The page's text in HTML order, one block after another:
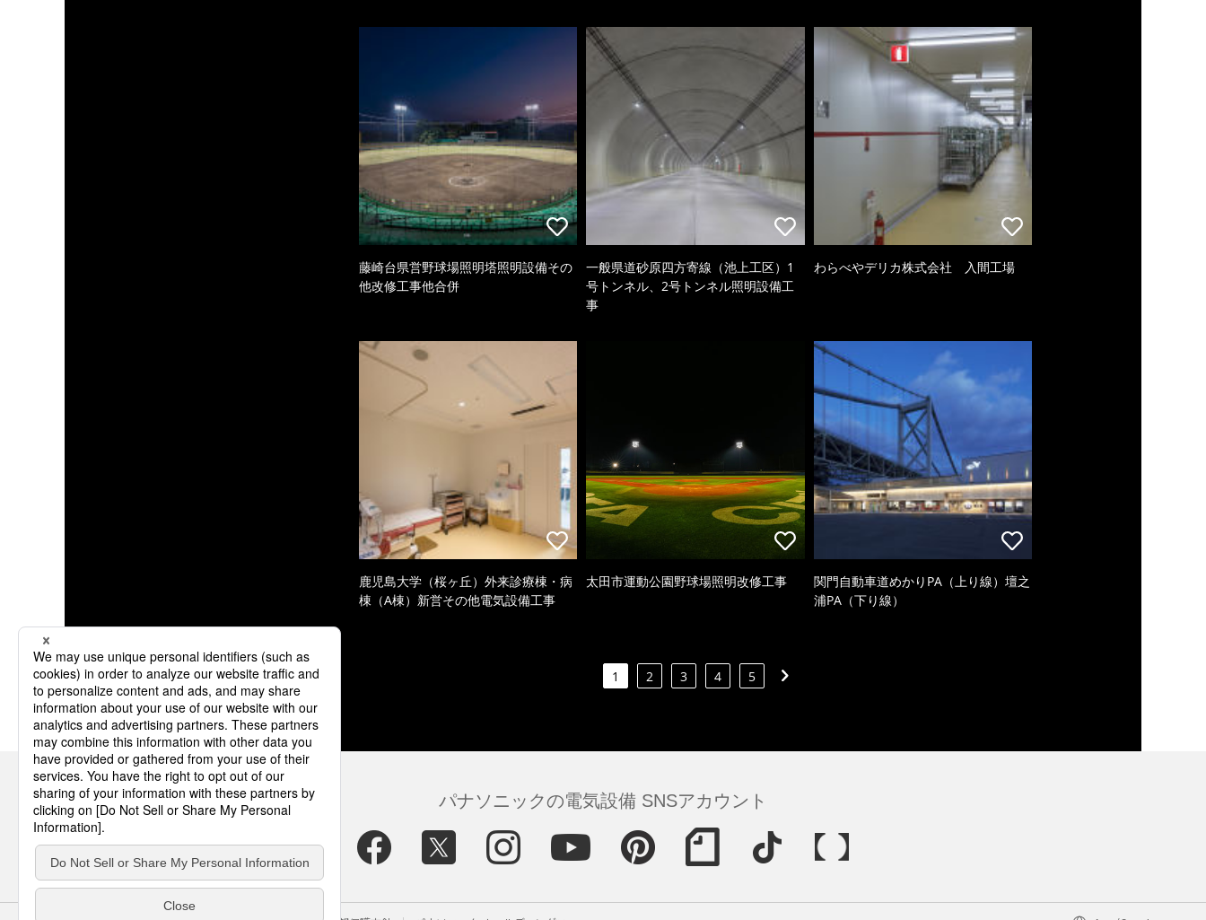
藤崎台県営野球場照明塔照明設備その
他改修工事他合併
一般県道砂原四方寄線（池上工区）1
号トンネル、2号トンネル照明設備工
事
わらべやデリカ株式会社 入間工場
鹿児島大学（桜ヶ丘）外来診療棟・病
棟（A棟）新営その他電気設備工事
太田市運動公園野球場照明改修工事
関門自動車道めかりPA（上り線）壇之
浦PA（下り線）
1 2 3 4 5
パナソニックの電気設備 SNSアカウント